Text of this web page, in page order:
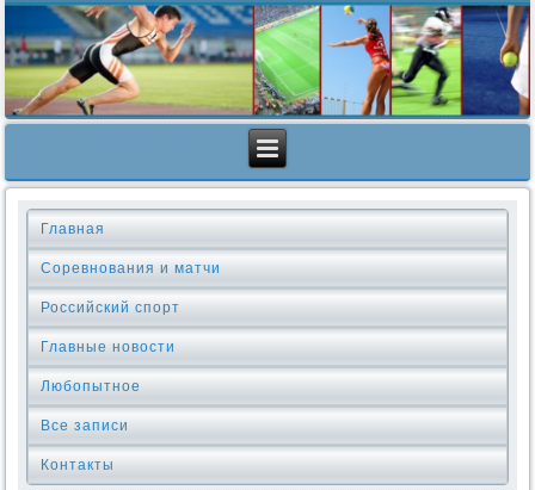
Главная
Соревнования и матчи
Российский спорт
Главные новости
Любопытное
Все записи
Контакты